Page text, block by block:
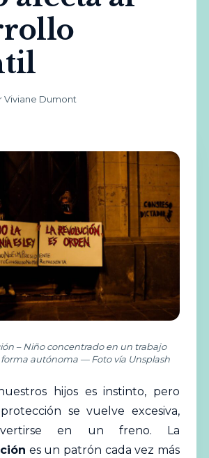
Viviane Dumont
– Niño concentrado en un trabajo
forma autónoma — Foto vía Unsplash
hijos es instinto, pero
se vuelve excesiva,
en un freno. La
es un patrón cada vez más